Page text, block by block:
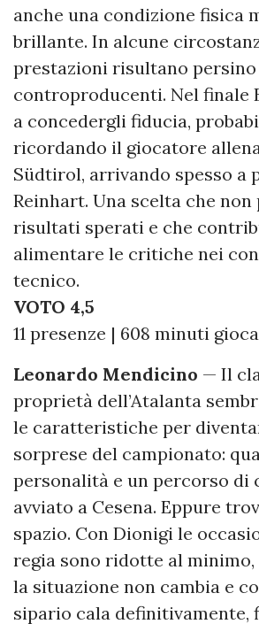
anche una condizione fisica
brillante. In alcune
prestazioni risultano persino
controproducenti. Nel finale
a concedergli fiducia,
ricordando il giocatore
Südtirol, arrivando spesso a
Reinhart. Una scelta che non
risultati sperati e che
alimentare le critiche nei
tecnico.
VOTO 4,5
11 presenze | 608 minuti
Leonardo Mendicino — Il
proprietà dell’Atalanta
le caratteristiche per
sorprese del campionato:
personalità e un percorso di
avviato a Cesena. Eppure
spazio. Con Dionigi le
regia sono ridotte al minimo,
la situazione non cambia e
sipario cala definitivamente,